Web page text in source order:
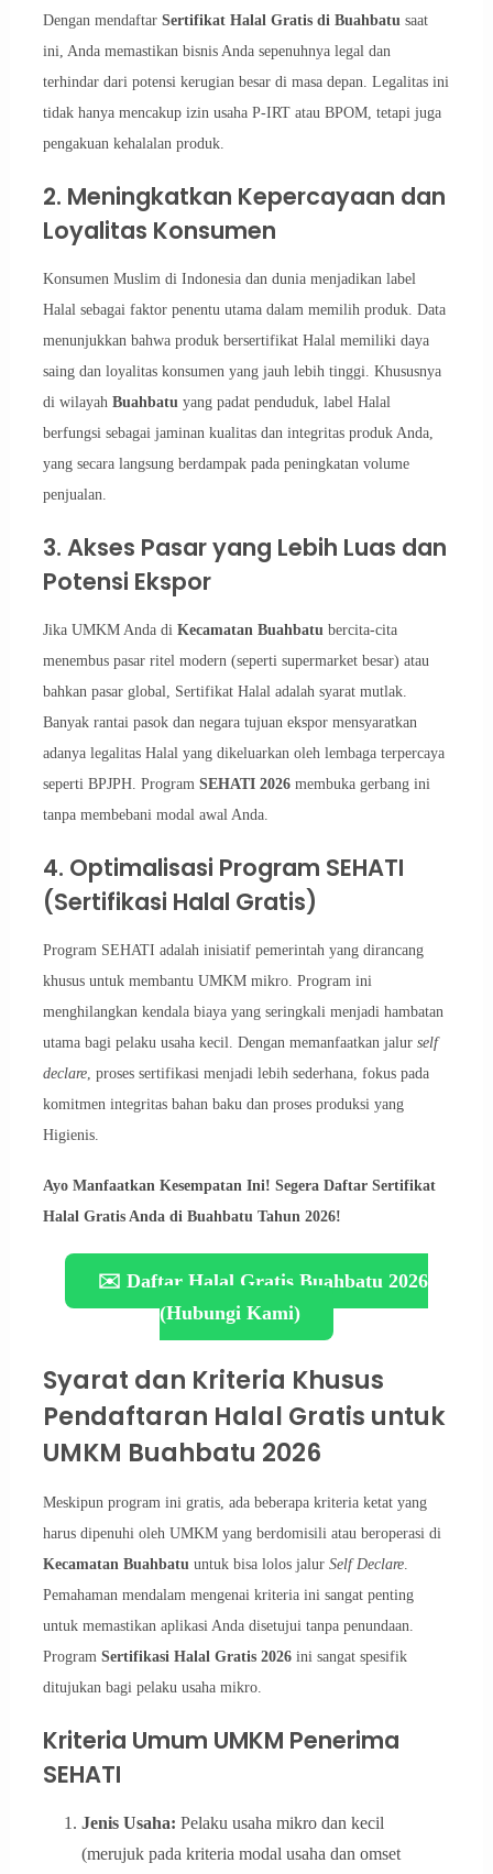
Dengan mendaftar Sertifikat Halal Gratis di Buahbatusaat
ini, Anda memastikan bisnis Anda sepenuhnya legal dan
terhindar dari potensi kerugian besar di masa depan. Legalitas ini
tidak hanya mencakup izin usaha P-IRT atau BPOM, tetapi juga
pengakuan kehalalan produk.
2. Meningkatkan Kepercayaan dan
Loyalitas Konsumen
Konsumen Muslim di Indonesia dan dunia menjadikan label
Halal sebagai faktor penentu utama dalam memilih produk. Data
menunjukkan bahwa produk bersertifikat Halal memiliki daya
saing dan loyalitas konsumen yang jauh lebih tinggi. Khususnya
di wilayah Buahbatuyang padat penduduk, label Halal
berfungsi sebagai jaminan kualitas dan integritas produk Anda,
yang secara langsung berdampak pada peningkatan volume
penjualan.
3. Akses Pasar yang Lebih Luas dan
Potensi Ekspor
Jika UMKM Anda di Kecamatan Buahbatubercita-cita
menembus pasar ritel modern (seperti supermarket besar) atau
bahkan pasar global, Sertifikat Halal adalah syarat mutlak.
Banyak rantai pasok dan negara tujuan ekspor mensyaratkan
adanya legalitas Halal yang dikeluarkan oleh lembaga terpercaya
seperti BPJPH. Program SEHATI 2026membuka gerbang ini
tanpa membebani modal awal Anda.
4. Optimalisasi Program SEHATI
(Sertifikasi Halal Gratis)
Program SEHATI adalah inisiatif pemerintah yang dirancang
khusus untuk membantu UMKM mikro. Program ini
menghilangkan kendala biaya yang seringkali menjadi hambatan
utama bagi pelaku usaha kecil. Dengan memanfaatkan jalur self
declare, proses sertifikasi menjadi lebih sederhana, fokus pada
komitmen integritas bahan baku dan proses produksi yang
Higienis.
Ayo Manfaatkan Kesempatan Ini! Segera Daftar Sertifikat
Halal Gratis Anda di Buahbatu Tahun 2026!
✉️ Daftar Halal Gratis Buahbatu 2026
(Hubungi Kami)
Syarat dan Kriteria Khusus
Pendaftaran Halal Gratis untuk
UMKM Buahbatu 2026
Meskipun program ini gratis, ada beberapa kriteria ketat yang
harus dipenuhi oleh UMKM yang berdomisili atau beroperasi di
Kecamatan Buahbatuuntuk bisa lolos jalur Self Declare.
Pemahaman mendalam mengenai kriteria ini sangat penting
untuk memastikan aplikasi Anda disetujui tanpa penundaan.
Program Sertifikasi Halal Gratis 2026ini sangat spesifik
ditujukan bagi pelaku usaha mikro.
Kriteria Umum UMKM Penerima
SEHATI
Jenis Usaha: Pelaku usaha mikro dan kecil
(merujuk pada kriteria modal usaha dan omset